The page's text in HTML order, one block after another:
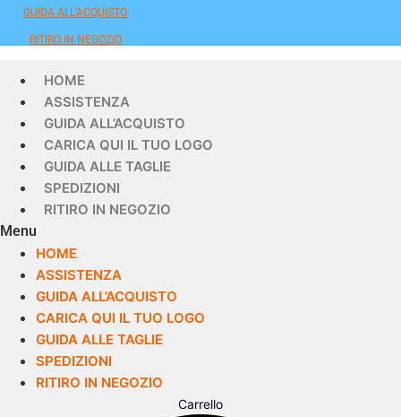
GUIDA ALL'ACQUISTO
RITIRO IN NEGOZIO
HOME
ASSISTENZA
GUIDA ALL’ACQUISTO
CARICA QUI IL TUO LOGO
GUIDA ALLE TAGLIE
SPEDIZIONI
RITIRO IN NEGOZIO
Menu
HOME
ASSISTENZA
GUIDA ALL’ACQUISTO
CARICA QUI IL TUO LOGO
GUIDA ALLE TAGLIE
SPEDIZIONI
RITIRO IN NEGOZIO
Carrello